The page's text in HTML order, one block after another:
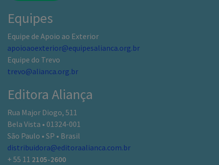
Equipes
Equipe de Apoio ao Exterior
apoioaoexterior@equipesalianca.org.br
Equipe do Trevo
trevo@alianca.org.br
Editora Aliança
Rua Major Diogo, 511
Bela Vista • 01324-001
São Paulo • SP • Brasil
distribuidora@editoraalianca.com.br
+ 55 11 2105-2600